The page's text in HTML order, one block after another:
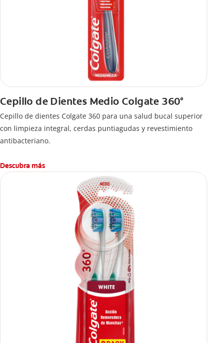
Cepillo de Dientes Medio Colgate 360°
Cepillo de dientes Colgate 360 ​​para una salud bucal superior
con limpieza integral, cerdas puntiagudas y revestimiento
antibacteriano.
Descubra más